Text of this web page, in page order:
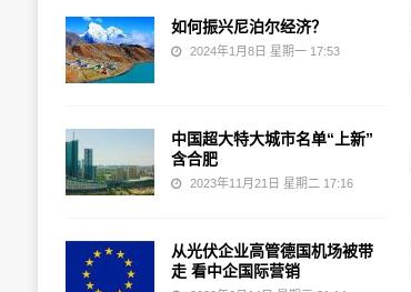
如何振兴尼泊尔经济？
2024年1月8日 星期一 17:53
中国超大特大城市名单“上新”
含合肥
2023年11月21日 星期二 17:16
从光伏企业高管德国机场被带
走 看中企国际营销